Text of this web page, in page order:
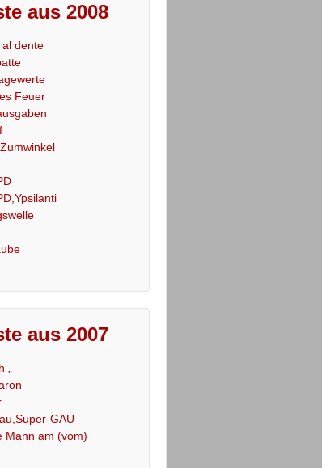
aus 2008
al dente
Feuer
aus 2007
GAU
Mann am (vom)